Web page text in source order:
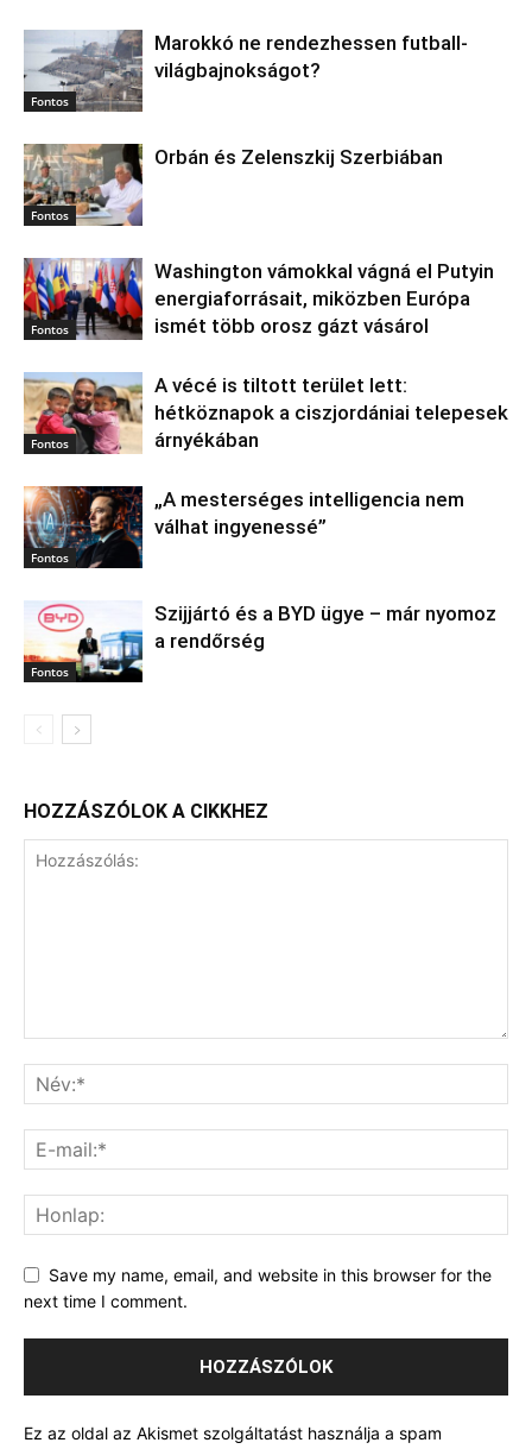
Fontos
Marokkó ne rendezhessen futball-
világbajnokságot?
Fontos
Orbán és Zelenszkij Szerbiában
Fontos
Washington vámokkal vágná el Putyin
energiaforrásait, miközben Európa
ismét több orosz gázt vásárol
Fontos
A vécé is tiltott terület lett:
hétköznapok a ciszjordániai telepesek
árnyékában
Fontos
„A mesterséges intelligencia nem
válhat ingyenessé”
Fontos
Szijjártó és a BYD ügye – már nyomoz
a rendőrség
HOZZÁSZÓLOK A CIKKHEZ
Save my name, email, and website in this browser for the
next time I comment.
Ez az oldal az Akismet szolgáltatást használja a spam